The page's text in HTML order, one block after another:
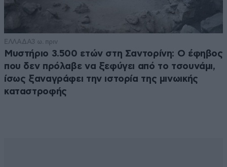
ΕΛΛΑΔΑ3 ω. πριν
Μυστήριο 3.500 ετών στη Σαντορίνη: Ο έφηβος
που δεν πρόλαβε να ξεφύγει από το τσουνάμι,
ίσως ξαναγράφει την ιστορία της μινωικής
καταστροφής